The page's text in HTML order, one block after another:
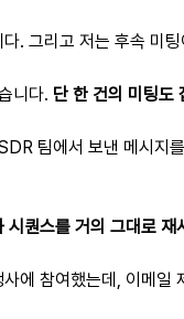
. 그리고 저는 후속 미
니다. 단 한 건의 미팅도
팀에서 보낸 메시지
시퀀스를 거의 그대로 재
사에 참여했는데, 이메